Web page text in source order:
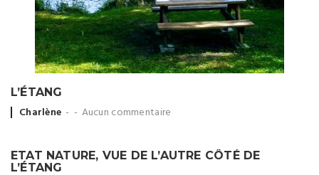
L’ÉTANG
Posted
Charlène Aucun commentaire
ETAT NATURE, VUE DE L’AUTRE CÔTÉ DE
L’ÉTANG